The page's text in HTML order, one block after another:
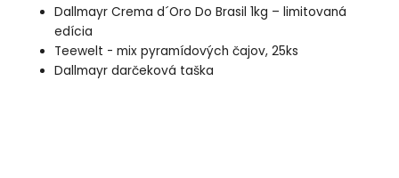
Dallmayr Crema d´Oro Do Brasil 1kg – limitovaná
edícia
Teewelt - mix pyramídových čajov, 25ks
Dallmayr darčeková taška